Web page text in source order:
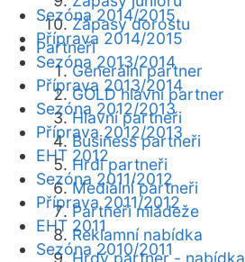
Zápasy dorostu
Partneři
Generální partner
GOLD hlavní partner
Hlavní partneři
Business partneři
Hrdí partneři
Mediální partneři
Partneři mládeže
Reklamní nabídka
Hrdý partner - nabídka
Sezóna 2014/2015
Příprava 2014/2015
Sezóna 2013/2014
Příprava 2013/2014
Sezóna 2012/2013
Příprava 2012/2013
EHT 2012
Sezóna 2011/2012
Příprava 2011/2012
EHT 2011
Sezóna 2010/2011